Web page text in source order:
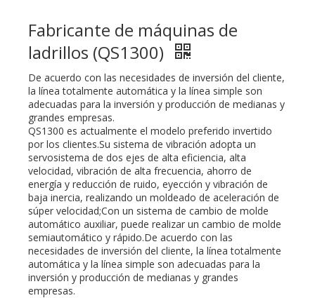
Fabricante de máquinas de
ladrillos (QS1300)
De acuerdo con las necesidades de inversión del cliente,
la línea totalmente automática y la línea simple son
adecuadas para la inversión y producción de medianas y
grandes empresas.
QS1300 es actualmente el modelo preferido invertido
por los clientes.Su sistema de vibración adopta un
servosistema de dos ejes de alta eficiencia, alta
velocidad, vibración de alta frecuencia, ahorro de
energía y reducción de ruido, eyección y vibración de
baja inercia, realizando un moldeado de aceleración de
súper velocidad;Con un sistema de cambio de molde
automático auxiliar, puede realizar un cambio de molde
semiautomático y rápido.De acuerdo con las
necesidades de inversión del cliente, la línea totalmente
automática y la línea simple son adecuadas para la
inversión y producción de medianas y grandes
empresas.